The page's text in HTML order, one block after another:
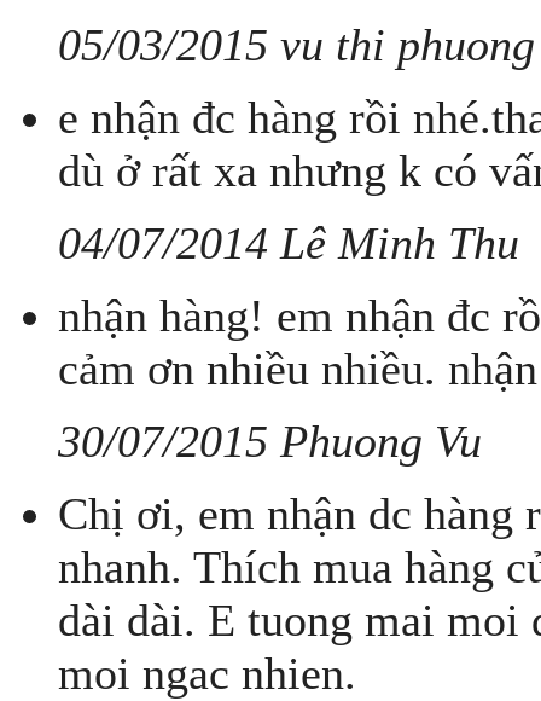
05/03/2015 vu thi
e nhận đc hàng rồi
dù ở rất xa nhưng k có
04/07/2014 Lê Minh Thu
nhận hàng! em nhận đc
cảm ơn nhiều nhiều.
30/07/2015 Phuong Vu
Chị ơi, em nhận dc
nhanh. Thích mua hàng
dài dài. E tuong mai moi
moi ngac nhien.